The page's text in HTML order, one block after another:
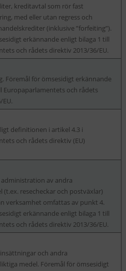
kreditavtal som rör fast
med eller utan regress och
(inklusive ”forfeiting”).
erkännande enligt bilaga 1 till
och rådets direktiv 2013/36/EU.
Föremål för ömsesidigt erkännande
Europaparlamentets och rådets
definitionen i artikel 4.3 i
och rådets direktiv (EU)
av andra
(t.ex. resecheckar och postväxlar)
verksamhet omfattas av punkt 4.
erkännande enligt bilaga 1 till
och rådets direktiv 2013/36/EU.
och andra
medel. Föremål för ömsesidigt